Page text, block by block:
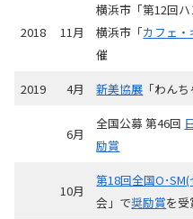
2018 11月
横浜市「第12回
横浜市「カフェ
催
2019
4月 新美協展 「わん
6月
全国公募 第46回
励賞
10月
第18回全国O･
会」で奨励賞を受